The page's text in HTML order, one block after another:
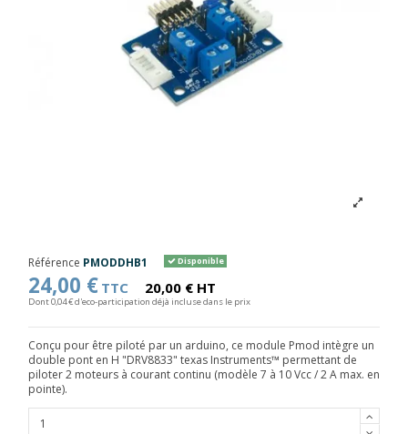
Référence PMODDHB1 Disponible
24,00 € TTC 20,00 € HT
Dont 0,04 € d'eco-participation déjà incluse dans le prix
Conçu pour être piloté par un arduino, ce module Pmod intègre un
double pont en H "DRV8833" texas Instruments™ permettant de
piloter 2 moteurs à courant continu (modèle 7 à 10 Vcc / 2 A max. en
pointe).